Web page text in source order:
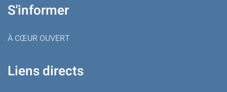
S'informer
À CŒUR OUVERT
Liens directs